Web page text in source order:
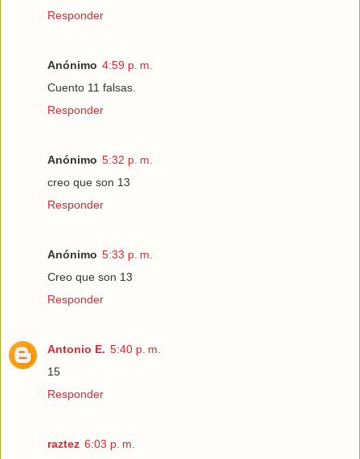
Responder
Anónimo 4:59 p. m.
Cuento 11 falsas.
Responder
Anónimo 5:32 p. m.
creo que son 13
Responder
Anónimo 5:33 p. m.
Creo que son 13
Responder
Antonio E. 5:40 p. m.
15
Responder
raztez 6:03 p. m.